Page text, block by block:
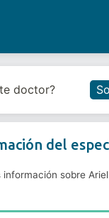
doctor?
del
información sobre